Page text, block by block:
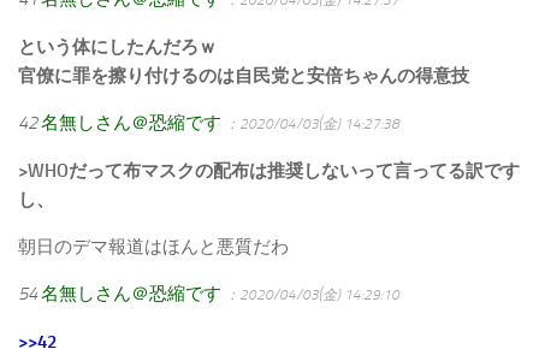
という体にしたんだろｗ
官僚に罪を擦り付けるのは自民党と安倍ちゃんの得意技
42名無しさん＠恐縮です ：2020/04/03(金) 14:27:38
>WHOだって布マスクの配布は推奨しないって言ってる訳です
し、
朝日のデマ報道はほんと悪質だわ
54名無しさん＠恐縮です ：2020/04/03(金) 14:29:10
>>42